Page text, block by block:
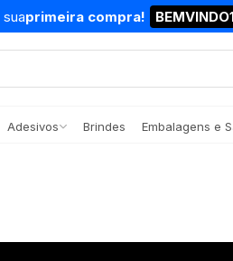
suaprimeira compra!
Adesivos Brindes Embalagens e